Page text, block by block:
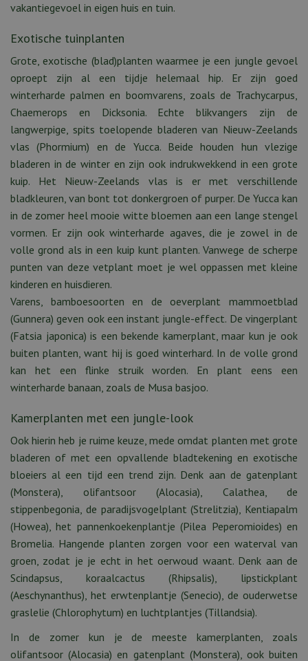
vakantiegevoel in eigen huis en tuin.
Exotische tuinplanten
Grote, exotische (blad)planten waarmee je een jungle gevoel
oproept zijn al een tijdje helemaal hip. Er zijn goed
winterharde palmen en boomvarens, zoals de Trachycarpus,
Chaemerops en Dicksonia. Echte blikvangers zijn de
langwerpige, spits toelopende bladeren van Nieuw-Zeelands
vlas (Phormium) en de Yucca. Beide houden hun vlezige
bladeren in de winter en zijn ook indrukwekkend in een grote
kuip. Het Nieuw-Zeelands vlas is er met verschillende
bladkleuren, van bont tot donkergroen of purper. De Yucca kan
in de zomer heel mooie witte bloemen aan een lange stengel
vormen. Er zijn ook winterharde agaves, die je zowel in de
volle grond als in een kuip kunt planten. Vanwege de scherpe
punten van deze vetplant moet je wel oppassen met kleine
kinderen en huisdieren.
Varens, bamboesoorten en de oeverplant mammoetblad
(Gunnera) geven ook een instant jungle-effect. De vingerplant
(Fatsia japonica) is een bekende kamerplant, maar kun je ook
buiten planten, want hij is goed winterhard. In de volle grond
kan het een flinke struik worden. En plant eens een
winterharde banaan, zoals de Musa basjoo.
Kamerplanten met een jungle-look
Ook hierin heb je ruime keuze, mede omdat planten met grote
bladeren of met een opvallende bladtekening en exotische
bloeiers al een tijd een trend zijn. Denk aan de gatenplant
(Monstera), olifantsoor (Alocasia), Calathea, de
stippenbegonia, de paradijsvogelplant (Strelitzia), Kentiapalm
(Howea), het pannenkoekenplantje (Pilea Peperomioides) en
Bromelia. Hangende planten zorgen voor een waterval van
groen, zodat je je echt in het oerwoud waant. Denk aan de
Scindapsus, koraalcactus (Rhipsalis), lipstickplant
(Aeschynanthus), het erwtenplantje (Senecio), de ouderwetse
graslelie (Chlorophytum) en luchtplantjes (Tillandsia).
In de zomer kun je de meeste kamerplanten, zoals
olifantsoor (Alocasia) en gatenplant (Monstera), ook buiten